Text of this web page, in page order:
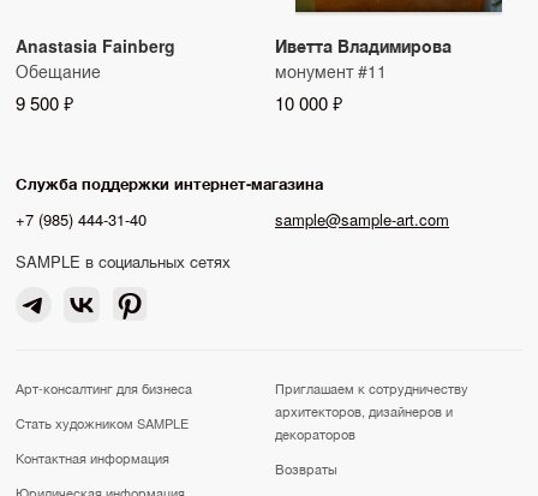
Anastasia Fainberg
Обещание
9 500 ₽
Иветта Владимирова
монумент #11
10 000 ₽
Служба поддержки интернет-магазина
+7 (985) 444-31-40
sample@sample-art.com
SAMPLE в социальных сетях
Арт-консалтинг для бизнеса
Стать художником SAMPLE
Контактная информация
Юридическая информация
Приглашаем к сотрудничеству
архитекторов, дизайнеров и
декораторов
Возвраты